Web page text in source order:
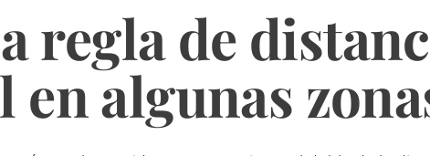
regla de
en algunas